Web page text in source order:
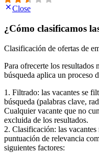
Close
¿Cómo clasificamos
Clasificación de ofertas de
Para ofrecerte los resultados
búsqueda aplica un proceso
1. Filtrado: las vacantes se
búsqueda (palabras clave,
Cualquier vacante que no
excluida de los resultados.
2. Clasificación: las vacantes
puntuación de relevancia
siguientes factores: